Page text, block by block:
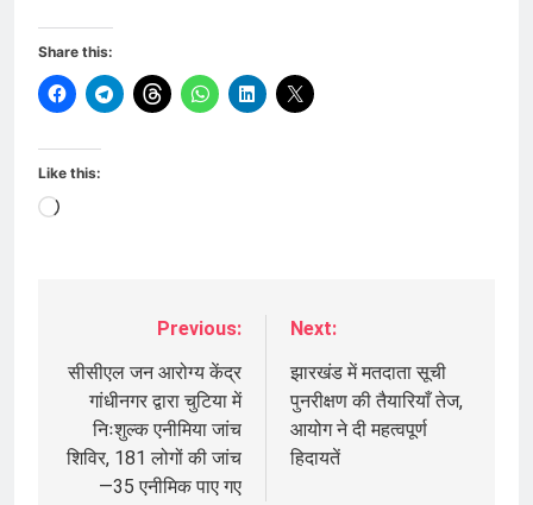
Share this:
Like this:
Loading…
navigation
Previous:
सीसीएल जन आरोग्य केंद्र
गांधीनगर द्वारा चुटिया में
निःशुल्क एनीमिया जांच
शिविर, 181 लोगों की जांच
—35 एनीमिक पाए गए
Next:
झारखंड में मतदाता सूची
पुनरीक्षण की तैयारियाँ तेज,
आयोग ने दी महत्वपूर्ण
हिदायतें